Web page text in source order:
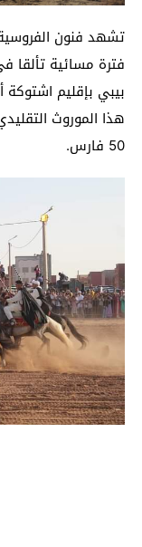
تشهد فنون الفروسية
فترة مسائية تألقا
بيبي بإقليم
هذا الموروث
50 فارس.